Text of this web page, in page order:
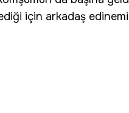
için arkadaş